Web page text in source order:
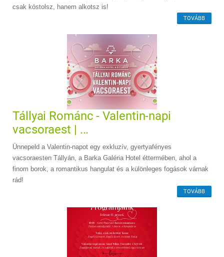
csak kóstolsz, hanem alkotsz is!
TOVÁBB
Tállyai Románc - Valentin-napi
vacsoraest | ...
Ünnepeld a Valentin-napot egy exkluzív, gyertyafényes
vacsoraesten Tállyán, a Barka Galéria Hotel éttermében, ahol a
finom borok, a romantikus hangulat és a különleges fogások várnak
rád!
TOVÁBB